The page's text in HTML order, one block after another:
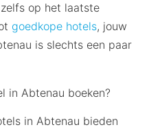
op het laatste
goedkope hotels, jouw
is slechts een paar
in Abtenau boeken?
in Abtenau bieden